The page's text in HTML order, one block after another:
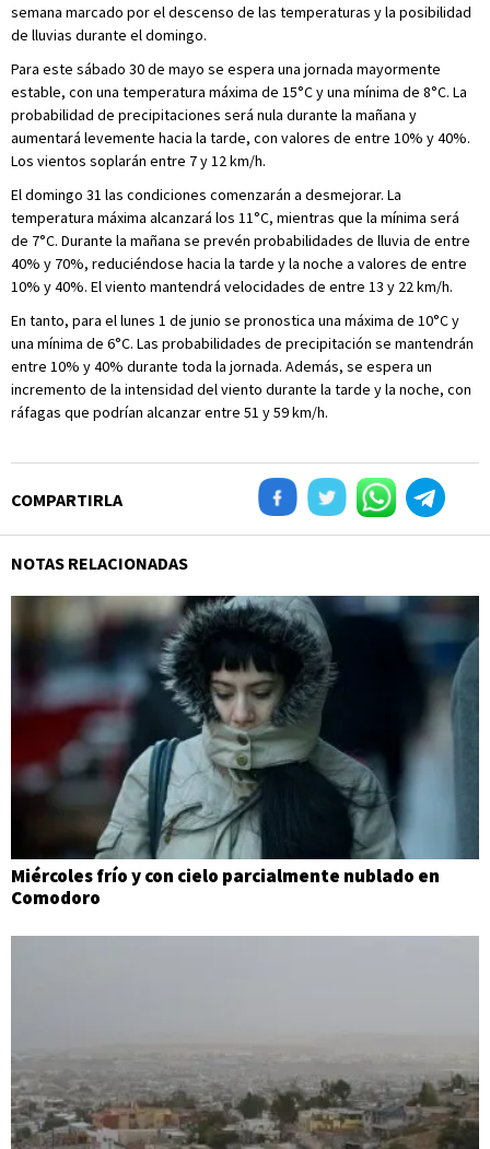
semana marcado por el descenso de las temperaturas y la posibilidad
de lluvias durante el domingo.
Para este sábado 30 de mayo se espera una jornada mayormente
estable, con una temperatura máxima de 15°C y una mínima de 8°C. La
probabilidad de precipitaciones será nula durante la mañana y
aumentará levemente hacia la tarde, con valores de entre 10% y 40%.
Los vientos soplarán entre 7 y 12 km/h.
El domingo 31 las condiciones comenzarán a desmejorar. La
temperatura máxima alcanzará los 11°C, mientras que la mínima será
de 7°C. Durante la mañana se prevén probabilidades de lluvia de entre
40% y 70%, reduciéndose hacia la tarde y la noche a valores de entre
10% y 40%. El viento mantendrá velocidades de entre 13 y 22 km/h.
En tanto, para el lunes 1 de junio se pronostica una máxima de 10°C y
una mínima de 6°C. Las probabilidades de precipitación se mantendrán
entre 10% y 40% durante toda la jornada. Además, se espera un
incremento de la intensidad del viento durante la tarde y la noche, con
ráfagas que podrían alcanzar entre 51 y 59 km/h.
COMPARTIRLA
NOTAS RELACIONADAS
Miércoles frío y con cielo parcialmente nublado en
Comodoro